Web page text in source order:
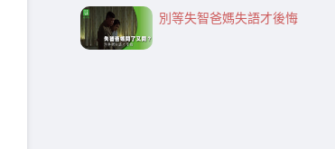
別等失智爸媽失語才後悔